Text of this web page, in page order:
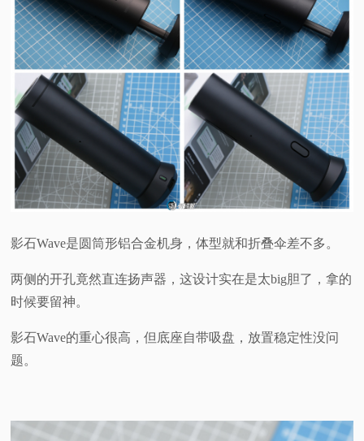
影石Wave是圆筒形铝合金机身，体型就和折叠伞差不多。
两侧的开孔竟然直连扬声器，这设计实在是太big胆了，拿的
时候要留神。
影石Wave的重心很高，但底座自带吸盘，放置稳定性没问
题。